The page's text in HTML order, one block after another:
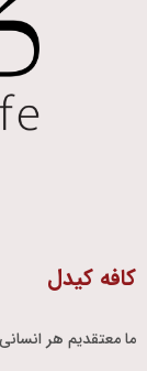
کافه کیدل
ما معتقدیم هر